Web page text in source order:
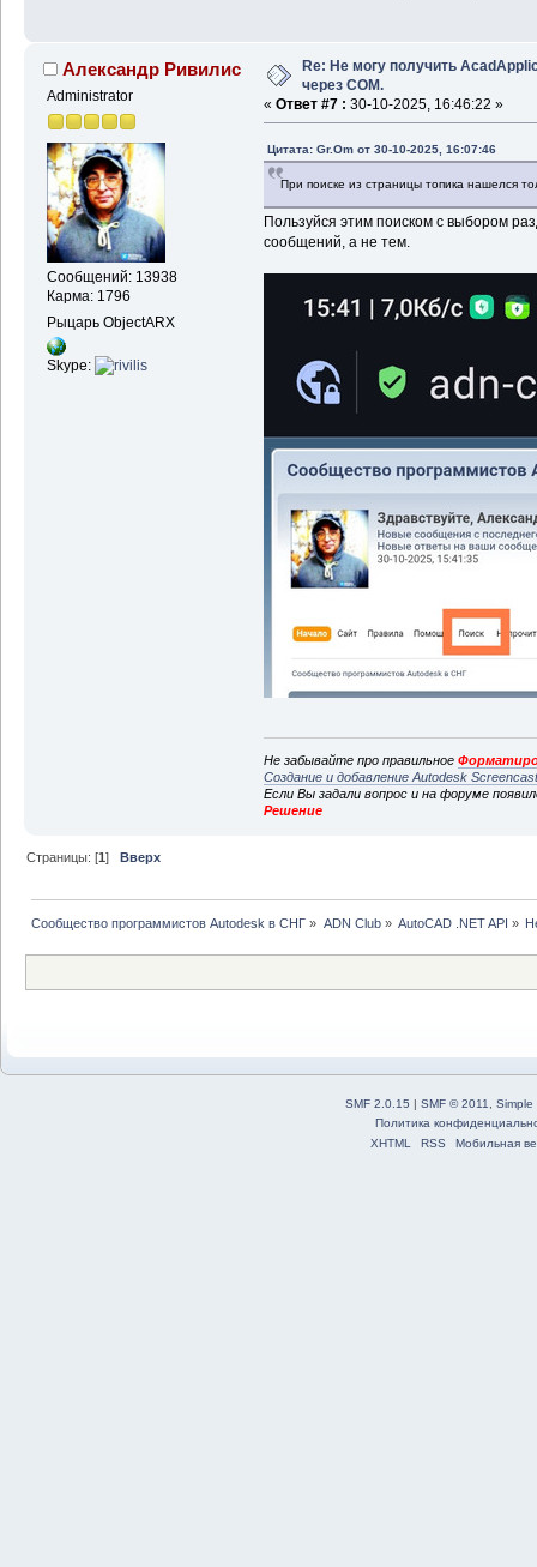
Александр Ривилис
Administrator
Сообщений: 13938
Карма: 1796
Рыцарь ObjectARX
Skype:
Re: Не могу получить
через COM.
« Ответ #7 : 30-10-2025, 16:46:22 »
Цитата: Gr.Om от 30-10-2025, 16:07:46
При поиске из страницы топика нашелся
Пользуйся этим поиском с выбором
сообщений, а не тем.
Не забывайте про правильное
Создание и добавление Autodesk
Если Вы задали вопрос и на форуме
Решение
Страницы: [1]Вверх
Сообщество программистов Autodesk в СНГ » ADN Club» AutoCAD .NET API »
SMF 2.0.15 | SMF © 2011
Simple
Политика
XHTML
RSS Мобильная